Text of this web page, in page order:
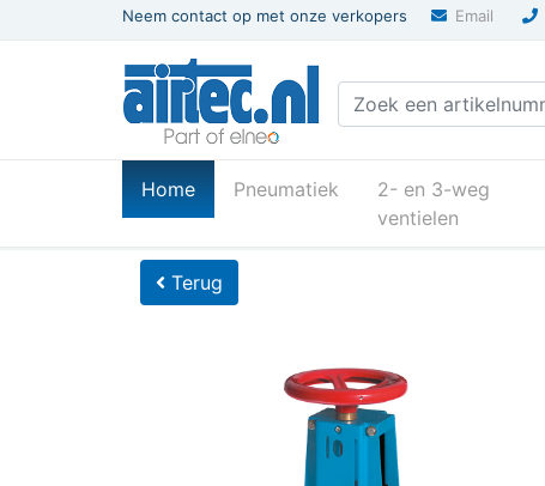
Neem contact op met onze verkopers Email
Home(current)Pneumatiek
2- en 3-weg
ventielen
Terug